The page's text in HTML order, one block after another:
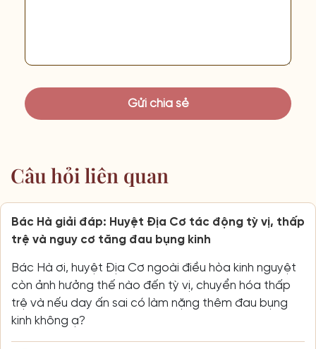
Câu hỏi liên quan
Bác Hà giải đáp: Huyệt Địa Cơ tác động tỳ vị, thấp
trệ và nguy cơ tăng đau bụng kinh
Bác Hà ơi, huyệt Địa Cơ ngoài điều hòa kinh nguyệt
còn ảnh hưởng thế nào đến tỳ vị, chuyển hóa thấp
trệ và nếu day ấn sai có làm nặng thêm đau bụng
kinh không ạ?